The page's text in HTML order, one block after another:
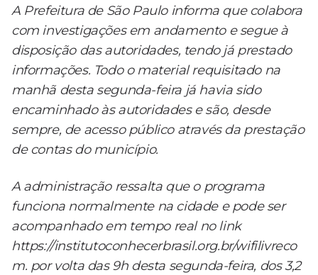
A Prefeitura de São Paulo informa que colabora
com investigações em andamento e segue à
disposição das autoridades, tendo já prestado
informações. Todo o material requisitado na
manhã desta segunda-feira já havia sido
encaminhado às autoridades e são, desde
sempre, de acesso público através da prestação
de contas do município.
A administração ressalta que o programa
funciona normalmente na cidade e pode ser
acompanhado em tempo real no link
https://institutoconhecerbrasil.org.br/wifilivreco
m. por volta das 9h desta segunda-feira, dos 3,2